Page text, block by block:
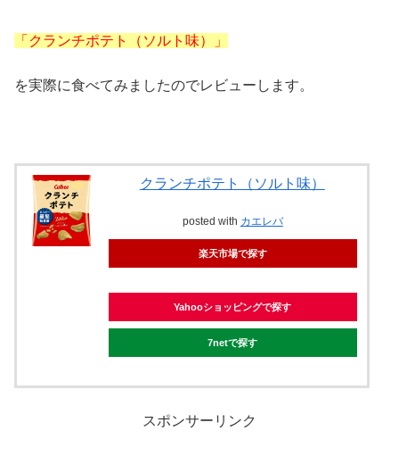
「クランチポテト（ソルト味）」
を実際に食べてみましたのでレビューします。
クランチポテト（ソルト味）
posted with カエレバ
楽天市場で探す
Yahooショッピングで探す
7netで探す
スポンサーリンク